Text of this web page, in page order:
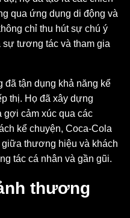
qua ứng dụng di động và
chỉ thu hút sự chú ý
sự tương tác và tham gia
đã tận dụng khả năng kể
thị. Họ đã xây dựng
gợi cảm xúc qua các
kể chuyện, Coca-Cola
giữa thương hiệu và khách
tác cá nhân và gần gũi.
thương